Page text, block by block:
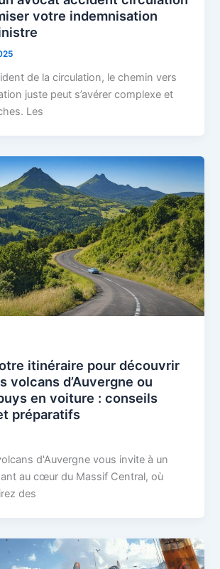
votre indemnisation
de la circulation, le chemin vers
juste peut s’avérer complexe et
Les
itinéraire pour découvrir
volcans d’Auvergne ou
en voiture : conseils
préparatifs
d'Auvergne vous invite à un
au cœur du Massif Central, où
des